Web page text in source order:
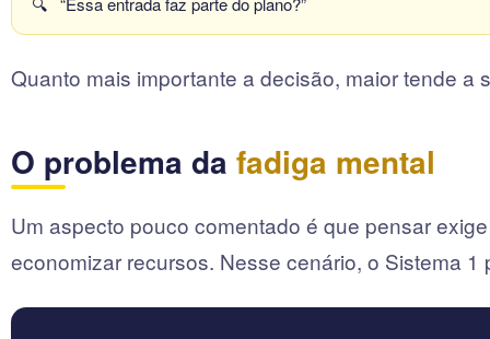
Quanto mais importante a decisão, maior tende a
O problema da fadiga mental
Um aspecto pouco comentado é que pensar
economizar recursos. Nesse cenário, o Sistema